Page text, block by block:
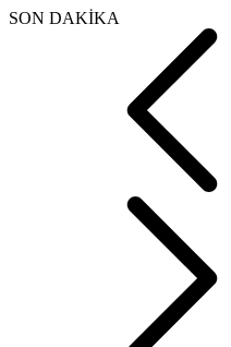
SON DAKİKA